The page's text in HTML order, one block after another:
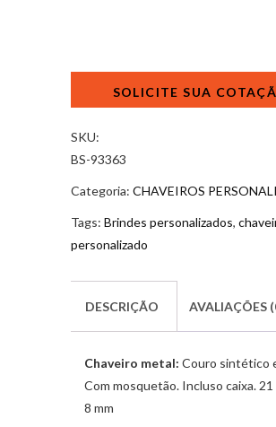
quantidade
SKU:
BS-93363
Categoria: CHAVEIROS
Tags: Brindes personalizados,
personalizado
DESCRIÇÃO AVALIAÇÕES
Chaveiro metal: Couro sintético
Com mosquetão. Incluso caixa. 21
8 mm